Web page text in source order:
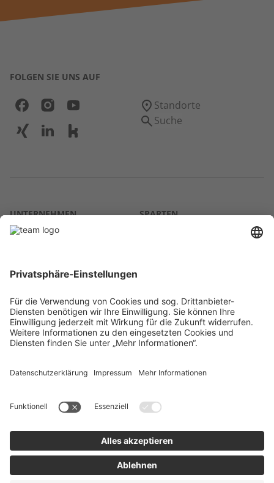
FOLGEN SIE UNS AUF
Standorte
Suche
UNTERNEHMEN
Über uns
Karriere
Kontakt
SPARTEN
RECHTLICHES
Lieferkette
Barrierefreiheitserklärung
Code of Conduct